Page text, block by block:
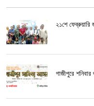
২১শে ফেব্রুয়ারি
গাজীপুরে